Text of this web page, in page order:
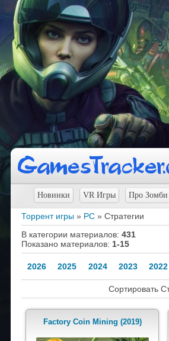
Новинки VR Игры Про Зомби
Торрент игры » PC » Стратегии
В категории материалов: 431
Показано материалов: 1-15
2026 2025 2024 2023 2022
Сортировать
Factory Coin Mining (2019)